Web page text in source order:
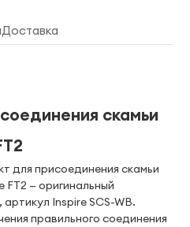
Доставка
скамьи
для присоединения скамьи
FT2 — оригинальный
Inspire SCS-WB.
правильного соединения